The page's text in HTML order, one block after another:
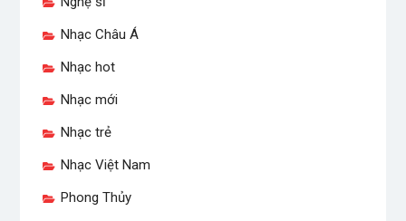
Nhạc Châu Á
Nhạc hot
Nhạc mới
Nhạc trẻ
Nhạc Việt Nam
Phong Thủy